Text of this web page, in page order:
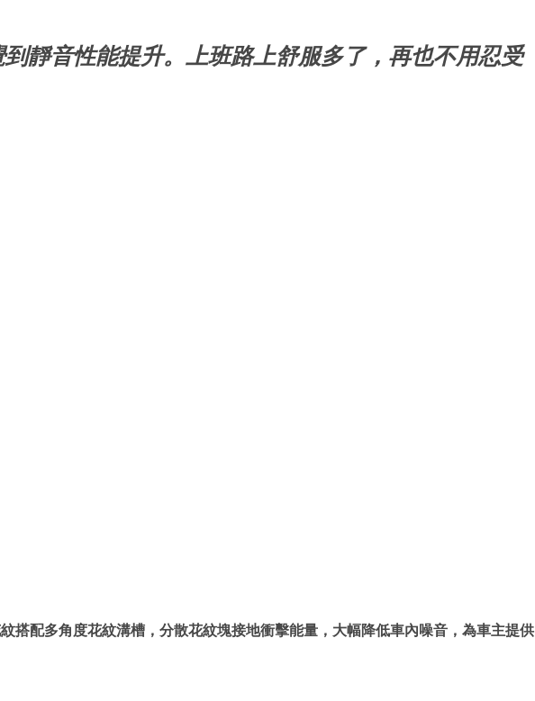
靜音性能提升。上班路上舒服多了，再也不用忍受
搭配多角度花紋溝槽，分散花紋塊接地衝擊能量，大幅降低車內噪音，為車主提供